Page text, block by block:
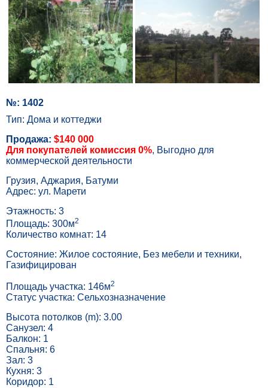
№: 1402
Тип: Дома и коттеджи
Продажа: $140 000
Для покупателей комиссия 0%, Выгодно для
коммерческой деятельности
Грузия, Аджария, Батуми
Адрес: ул. Марети
Этажность: 3
Площадь: 300м2
Количество комнат: 14
Состояние: Жилое состояние, Без мебели и техники,
Газифицирован
Площадь участка: 146м2
Статус участка: Сельхозназначение
Высота потолков (m): 3.00
Санузел: 4
Балкон: 1
Спальня: 6
Зал: 3
Кухня: 3
Коридор: 1